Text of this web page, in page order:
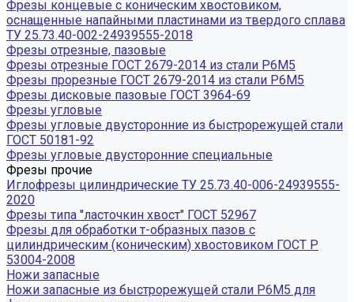
Фрезы концевые с коническим хвостовиком,
оснащенные напайными пластинами из твердого сплава
ТУ 25.73.40-002-24939555-2018
Фрезы отрезные, пазовые
Фрезы отрезные ГОСТ 2679-2014 из стали Р6М5
Фрезы прорезные ГОСТ 2679-2014 из стали Р6М5
Фрезы дисковые пазовые ГОСТ 3964-69
Фрезы угловые
Фрезы угловые двусторонние из быстрорежущей стали
ГОСТ 50181-92
Фрезы угловые двусторонние специальные
Фрезы прочие
Иглофрезы цилиндрические ТУ 25.73.40-006-24939555-
2020
Фрезы типа "ласточкин хвост" ГОСТ 52967
Фрезы для обработки т-образных пазов с
цилиндрическим (коническим) хвостовиком ГОСТ Р
53004-2008
Ножи запасные
Ножи запасные из быстрорежущей стали Р6М5 для